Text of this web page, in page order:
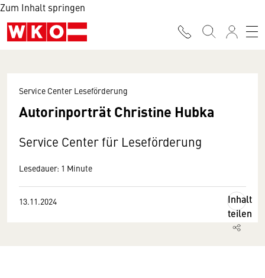
Zum Inhalt springen
Service Center Leseförderung
Autorinporträt Christine Hubka
Service Center für Leseförderung
Lesedauer: 1 Minute
13.11.2024
Inhalt
teilen